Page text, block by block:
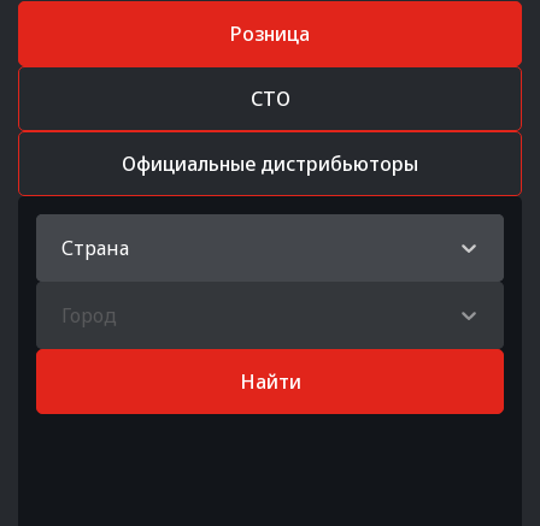
Розница
СТО
Официальные дистрибьюторы
Страна
Город
Найти